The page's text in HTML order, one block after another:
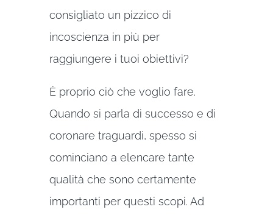
consigliato un pizzico di
incoscienza in più per
raggiungere i tuoi obiettivi?
È proprio ciò che voglio fare.
Quando si parla di successo e di
coronare traguardi, spesso si
cominciano a elencare tante
qualità che sono certamente
importanti per questi scopi. Ad